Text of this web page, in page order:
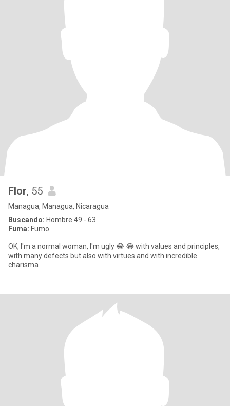
Flor, 55
Managua, Managua, Nicaragua
Buscando: Hombre 49 - 63
Fuma: Fumo
OK, I'm a normal woman, I'm ugly 😂 😂 with values ​​and principles,
with many defects but also with virtues and with incredible
charisma